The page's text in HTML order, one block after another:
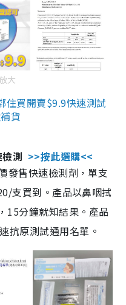
大
住買開賣$9.9快速測試
貨
測 >>按此選購<<
發售快速檢測劑，單支
支買到。產品以鼻咽拭
15分鐘就知結果。產品
抗原測試通用名單。